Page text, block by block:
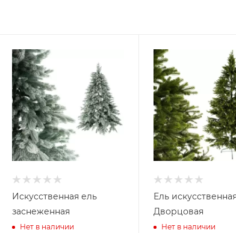
Искусственная ель
заснеженная
Нет в наличии
Ель
Дворцовая
Нет в наличии